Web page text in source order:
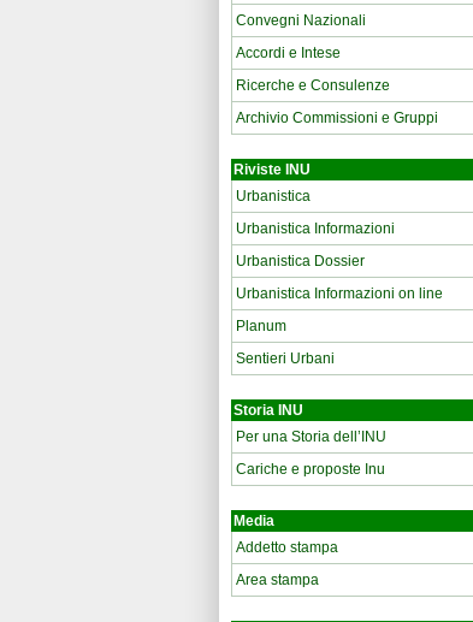
Convegni Nazionali
Accordi e Intese
Ricerche e Consulenze
Archivio Commissioni e Gruppi
Riviste INU
Urbanistica
Urbanistica Informazioni
Urbanistica Dossier
Urbanistica Informazioni on line
Planum
Sentieri Urbani
Storia INU
Per una Storia dell’INU
Cariche e proposte Inu
Media
Addetto stampa
Area stampa